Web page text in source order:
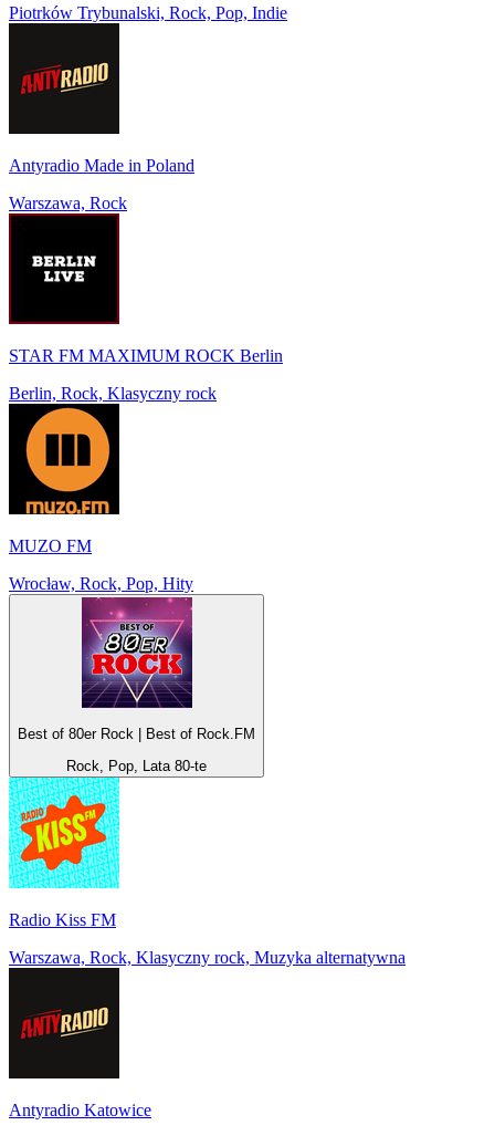
Piotrków Trybunalski, Rock, Pop, Indie
Antyradio Made in Poland
Warszawa, Rock
STAR FM MAXIMUM ROCK Berlin
Berlin, Rock, Klasyczny rock
MUZO FM
Wrocław, Rock, Pop, Hity
Best of 80er Rock | Best of Rock.FM
Rock, Pop, Lata 80-te
Radio Kiss FM
Warszawa, Rock, Klasyczny rock, Muzyka alternatywna
Antyradio Katowice